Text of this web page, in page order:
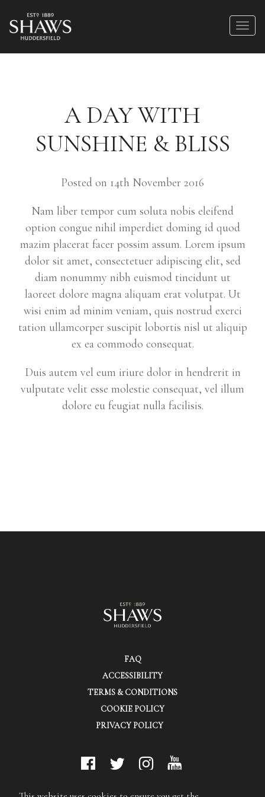
A DAY WITH
SUNSHINE & BLISS
Posted on 14th November 2016
Nam liber tempor cum soluta nobis eleifend
option congue nihil imperdiet doming id quod
mazim placerat facer possim assum. Lorem ipsum
dolor sit amet, consectetuer adipiscing elit, sed
diam nonummy nibh euismod tincidunt ut
laoreet dolore magna aliquam erat volutpat. Ut
wisi enim ad minim veniam, quis nostrud exerci
tation ullamcorper suscipit lobortis nisl ut aliquip
ex ea commodo consequat.
Duis autem vel eum iriure dolor in hendrerit in
vulputate velit esse molestie consequat, vel illum
dolore eu feugiat nulla facilisis.
FAQ
ACCESSIBILITY
TERMS & CONDITIONS
COOKIE POLICY
PRIVACY POLICY